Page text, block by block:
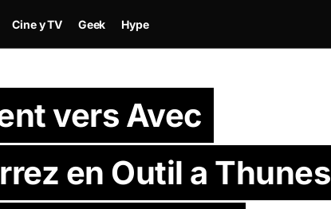
Cine y TV Geek Hype
vers Avec
en Outil a Thunes